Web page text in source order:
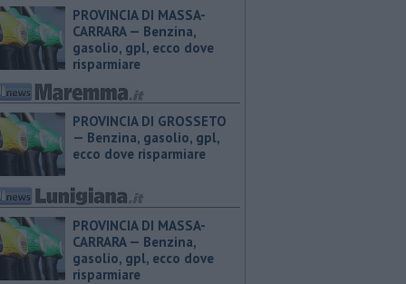
PROVINCIA DI MASSA-
CARRARA — ​Benzina,
gasolio, gpl, ecco dove
risparmiare
PROVINCIA DI GROSSETO
— ​Benzina, gasolio, gpl,
ecco dove risparmiare
PROVINCIA DI MASSA-
CARRARA — ​Benzina,
gasolio, gpl, ecco dove
risparmiare